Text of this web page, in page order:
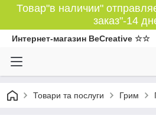
Товар"в наличии"
заказ"-14
Интернет-магазин BeCreative ☆☆
Товари та послуги Грим